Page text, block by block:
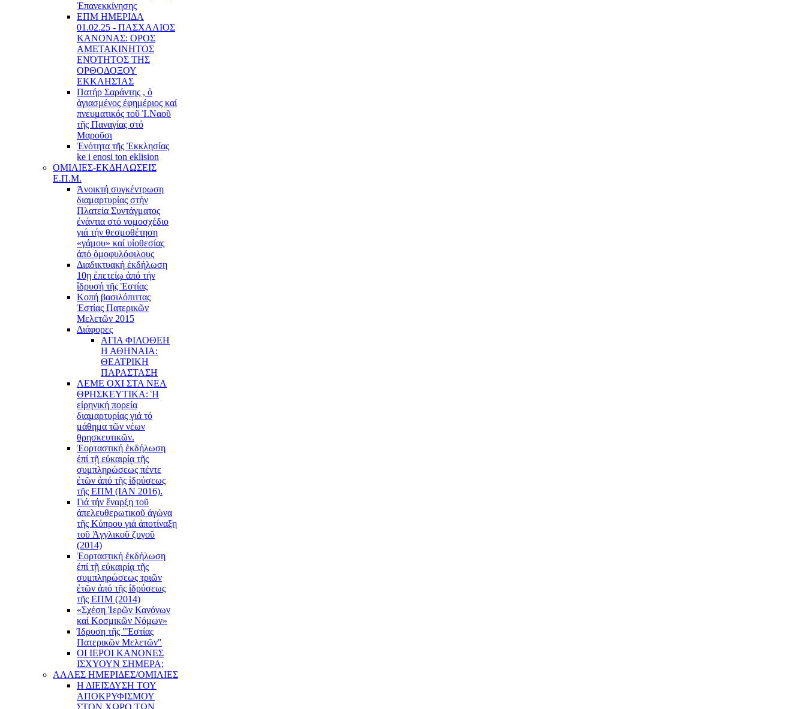
Ἐπανεκκίνησης
ΕΠΜ ΗΜΕΡΙΔΑ
01.02.25 - ΠΑΣΧΑΛΙΟΣ
ΚΑΝΟΝΑΣ: ΟΡΟΣ
ΑΜΕΤΑΚΙΝΗΤΟΣ
ΕΝΌΤΗΤΟΣ ΤΗΣ
ΟΡΘΟΔΟΞΟΥ
ΕΚΚΛΗΣΊΑΣ
Πατήρ Σαράντης , ὁ
ἁγιασμένος ἐφημέριος καί
πνευματικός τοῦ Ἱ.Ναοῦ
τῆς Παναγίας στό
Μαροῦσι
Ἑνότητα τῆς Ἐκκλησίας
ke i enosi ton eklision
ΟΜΙΛΙΕΣ-ΕΚΔΗΛΩΣΕΙΣ
Ε.Π.Μ.
Ἀνοικτή συγκέντρωση
διαμαρτυρίας στήν
Πλατεία Συντάγματος
ἐνάντια στό νομοσχέδιο
γιά τήν θεσμοθέτηση
«γάμου» καί υἱοθεσίας
ἀπό ὁμοφυλόφιλους
Διαδικτυακή ἐκδήλωση
10ῃ ἐπετείῳ ἀπό τήν
ἵδρυσή τῆς Ἑστίας
Κοπή βασιλόπιττας
Ἑστίας Πατερικῶν
Μελετῶν 2015
Διάφορες
ΑΓΙΑ ΦΙΛΟΘΕΗ
Η ΑΘΗΝΑΙΑ:
ΘΕΑΤΡΙΚΗ
ΠΑΡΑΣΤΑΣΗ
ΛΕΜΕ ΟΧΙ ΣΤΑ ΝΕΑ
ΘΡΗΣΚΕΥΤΙΚΑ: Ἡ
εἰρηνική πορεία
διαμαρτυρίας γιά τό
μάθημα τῶν νέων
θρησκευτικῶν.
Ἑορταστική ἐκδήλωση
ἐπί τῇ εὐκαιρίᾳ τῆς
συμπληρώσεως πέντε
ἐτῶν ἀπό τῆς ἱδρύσεως
τῆς ΕΠΜ (ΙΑΝ 2016).
Γιά τήν ἔναρξη τοῦ
ἀπελευθερωτικοῦ ἀγώνα
τῆς Κύπρου γιά ἀποτίναξη
τοῦ Ἀγγλικοῦ ζυγοῦ
(2014)
Ἑορταστική ἐκδήλωση
ἐπί τῇ εὐκαιρίᾳ τῆς
συμπληρώσεως τριῶν
ἐτῶν ἀπό τῆς ἱδρύσεως
τῆς ΕΠΜ (2014)
«Σχέση Ἱερῶν Κανόνων
καί Κοσμικῶν Νόμων»
Ίδρυση τῆς "Ἑστίας
Πατερικῶν Μελετῶν"
ΟΙ ΙΕΡΟΙ ΚΑΝΟΝΕΣ
ΙΣΧΥΟΥΝ ΣΗΜΕΡΑ;
ΑΛΛΕΣ ΗΜΕΡΙΔΕΣ/ΟΜΙΛΙΕΣ
Η ΔΙΕΙΣΔΥΣΗ ΤΟΥ
ΑΠΟΚΡΥΦΙΣΜΟΥ
ΣΤΟΝ ΧΩΡΟ ΤΩΝ